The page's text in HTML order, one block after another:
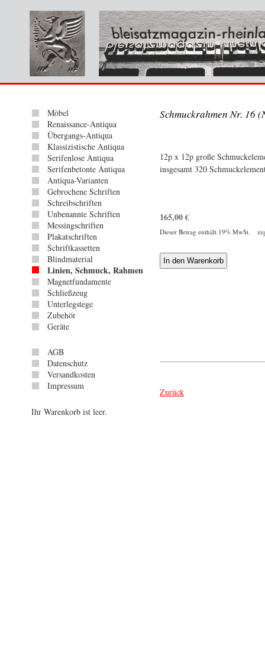
Möbel
Renaissance-Antiqua
Übergangs-Antiqua
Klassizistische Antiqua
Serifenlose Antiqua
Serifenbetonte Antiqua
Antiqua-Varianten
Gebrochene Schriften
Schreibschriften
Unbenannte Schriften
Messingschriften
Plakatschriften
Schriftkassetten
Blindmaterial
Linien, Schmuck, Rahmen
Magnetfundamente
Schließzeug
Unterlegstege
Zubehör
Geräte
AGB
Datenschutz
Versandkosten
Impressum
Ihr Warenkorb ist leer.
Schmuckrahmen Nr. 16
12p x 12p große
insgesamt 320
165,00€
Dieser Betrag enthält 19% MwSt.
Zurück